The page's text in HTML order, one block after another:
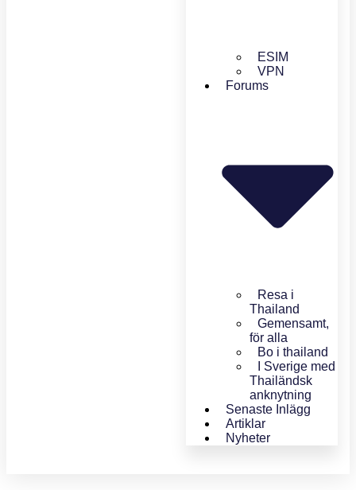
ESIM
VPN
Forums
Resa i
Thailand
Gemensamt,
för alla
Bo i thailand
I Sverige med
Thailändsk
anknytning
Senaste Inlägg
Artiklar
Nyheter